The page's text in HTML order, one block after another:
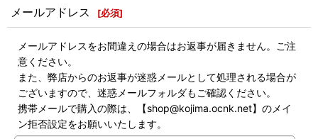
メールアドレス [必須]
メールアドレスをお間違えの場合はお返事が届きません。ご注
意ください。
また、弊店からのお返事が迷惑メールとして処理される場合が
ございますので、迷惑メールフォルダもご確認ください。
携帯メールで購入の際は、【shop@kojima.ocnk.net】のメイ
ン拒否設定をお願いいたします。